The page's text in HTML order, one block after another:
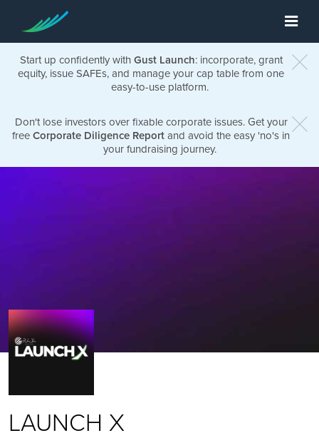
Start up confidently with Gust Launch: incorporate, grant
equity, issue SAFEs, and manage your cap table from one
easy-to-use platform.
Don't lose investors over fixable corporate issues. Get your
free Corporate Diligence Report and avoid the easy 'no's in
your fundraising journey.
LAUNCH X